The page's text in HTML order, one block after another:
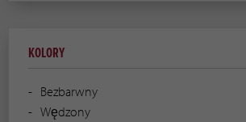
KOLORY
Bezbarwny
Wędzony